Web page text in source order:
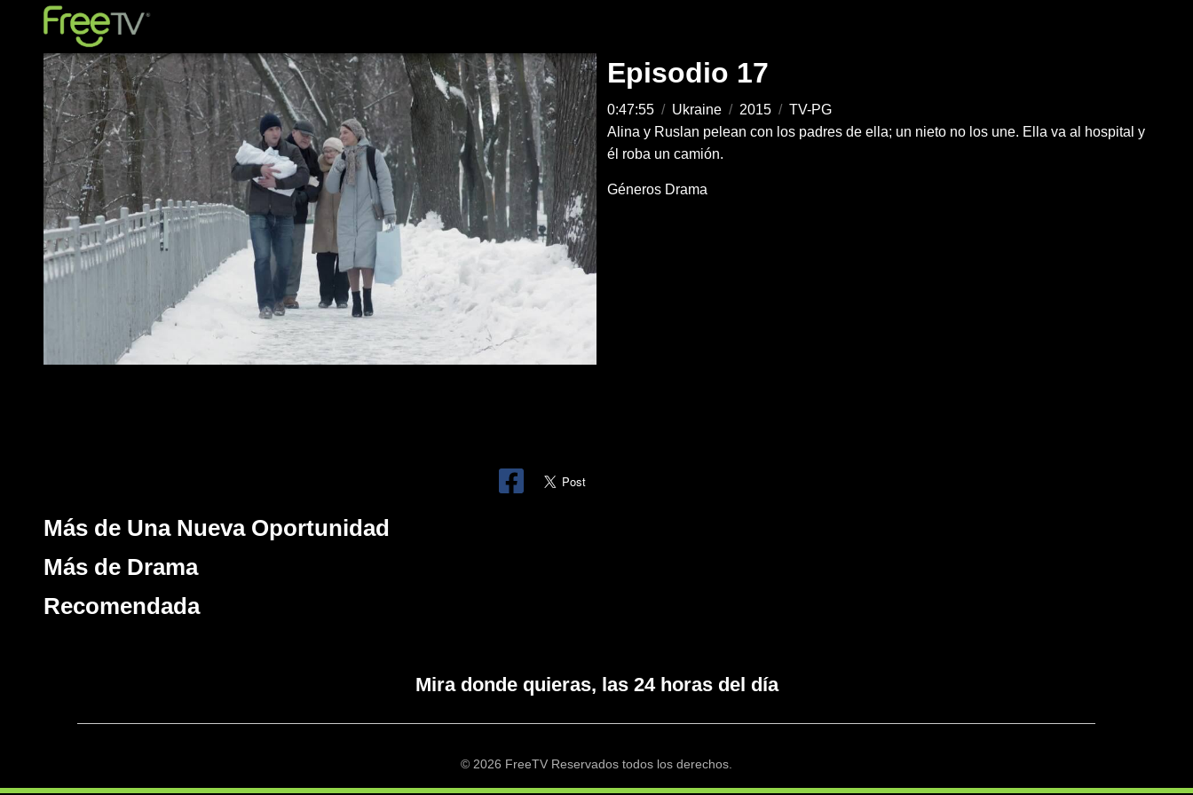
Episodio 17
0:47:55 / Ukraine / 2015 / TV-PG
Alina y Ruslan pelean con los padres de ella; un nieto no los une. Ella va al hospital y
él roba un camión.
Géneros Drama
Más de Una Nueva Oportunidad
Más de Drama
Recomendada
Mira donde quieras, las 24 horas del día
© 2026 FreeTV Reservados todos los derechos.